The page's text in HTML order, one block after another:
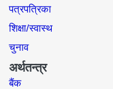
पत्रपत्रिका
शिक्षा/स्वास्थ
चुनाव
अर्थतन्त्र
बैंक